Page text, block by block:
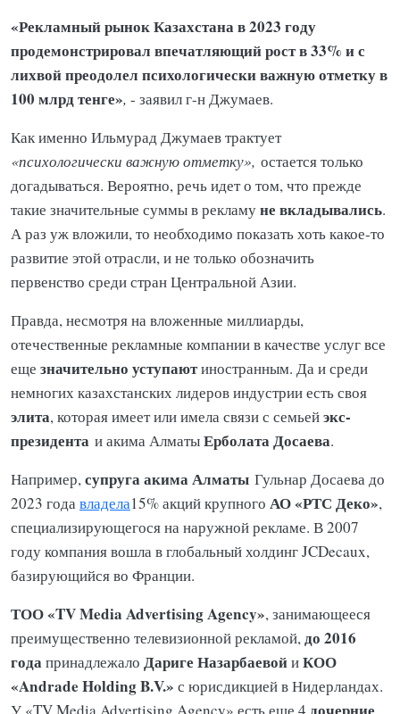
«Рекламный рынок Казахстана в 2023 году
продемонстрировал впечатляющий рост в 33% и с
лихвой преодолел психологически важную отметку в
100 млрд тенге», - заявил г-н Джумаев.
Как именно Ильмурад Джумаев трактует
«психологически важную отметку», остается только
догадываться. Вероятно, речь идет о том, что прежде
такие значительные суммы в рекламуне вкладывались.
А раз уж вложили, то необходимо показать хоть какое-то
развитие этой отрасли, и не только обозначить
первенство среди стран Центральной Азии.
Правда, несмотря на вложенные миллиарды,
отечественные рекламные компании в качестве услуг все
еще значительно уступаютиностранным. Да и среди
немногих казахстанских лидеров индустрии есть своя
элита, которая имеет или имела связи с семьейэкс-
президента и акима АлматыЕрболата Досаева.
Например,супруга акима Алматы Гульнар Досаева до
2023 годавладела15% акций крупного АО «РТС Деко»,
специализирующегося на наружной рекламе. В 2007
году компания вошла в глобальный холдинг JCDecaux,
базирующийся во Франции.
ТОО «TV Media Advertising Agency», занимающееся
преимущественно телевизионной рекламой,до 2016
годапринадлежало Дариге НазарбаевойиКОО
«Andrade Holding B.V.» с юрисдикцией в Нидерландах.